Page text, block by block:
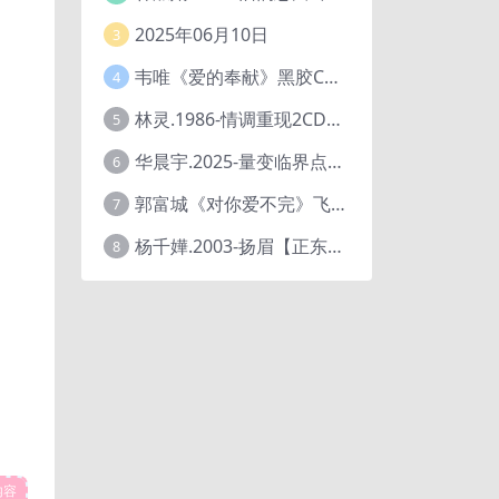
3 2025年06月10日
4 韦唯《爱的奉献》黑胶CD[WAV+CUE]
5 林灵.1986-情调重现2CD（喜玛拉雅飞跃复刻版）【海丽】
6 华晨宇.2025-量变临界点【天娱传媒】【FLAC分轨】
7 郭富城《对你爱不完》飞碟唱片[低速原抓WAV+CUE]
8 杨千嬅.2003-扬眉【正东】【WAV+CUE】